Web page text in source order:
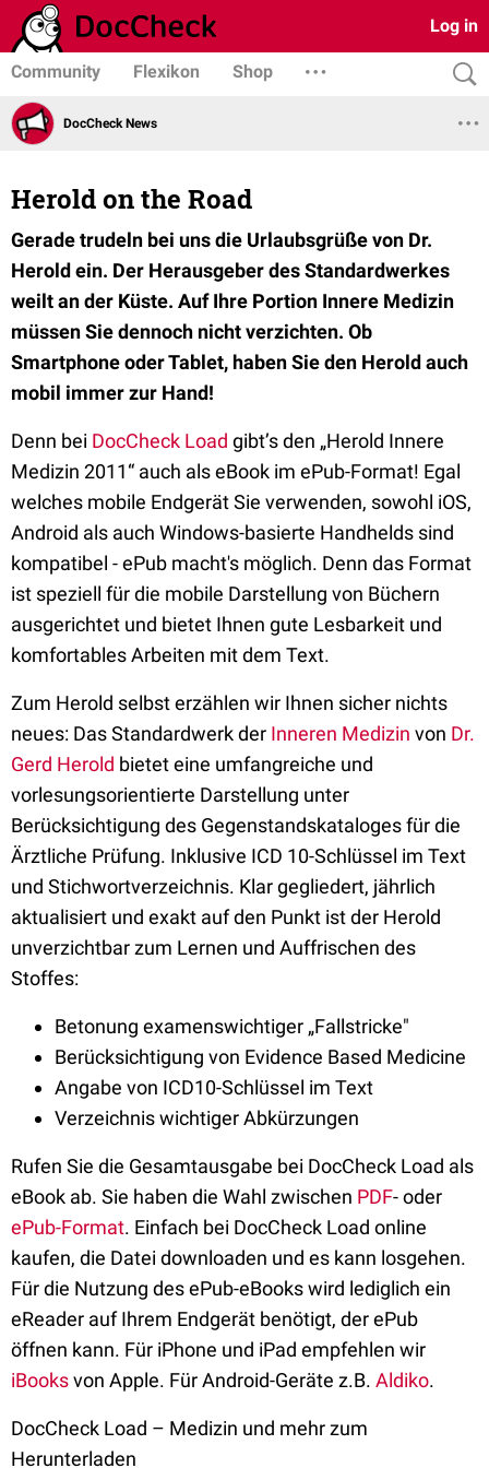
Log in
Community Flexikon Shop
DocCheck News
Herold on the Road
Gerade trudeln bei uns die Urlaubsgrüße von Dr.
Herold ein. Der Herausgeber des Standardwerkes
weilt an der Küste. Auf Ihre Portion Innere Medizin
müssen Sie dennoch nicht verzichten. Ob
Smartphone oder Tablet, haben Sie den Herold auch
mobil immer zur Hand!
Denn bei DocCheck Load gibt’s den „Herold Innere
Medizin 2011“ auch als eBook im ePub-Format! Egal
welches mobile Endgerät Sie verwenden, sowohl iOS,
Android als auch Windows-basierte Handhelds sind
kompatibel - ePub macht's möglich. Denn das Format
ist speziell für die mobile Darstellung von Büchern
ausgerichtet und bietet Ihnen gute Lesbarkeit und
komfortables Arbeiten mit dem Text.
Zum Herold selbst erzählen wir Ihnen sicher nichts
neues: Das Standardwerk der Inneren Medizin von Dr.
Gerd Herold bietet eine umfangreiche und
vorlesungsorientierte Darstellung unter
Berücksichtigung des Gegenstandskataloges für die
Ärztliche Prüfung. Inklusive ICD 10-Schlüssel im Text
und Stichwortverzeichnis. Klar gegliedert, jährlich
aktualisiert und exakt auf den Punkt ist der Herold
unverzichtbar zum Lernen und Auffrischen des
Stoffes:
Betonung examenswichtiger „Fallstricke"
Berücksichtigung von Evidence Based Medicine
Angabe von ICD10-Schlüssel im Text
Verzeichnis wichtiger Abkürzungen
Rufen Sie die Gesamtausgabe bei DocCheck Load als
eBook ab. Sie haben die Wahl zwischen PDF- oder
ePub-Format. Einfach bei DocCheck Load online
kaufen, die Datei downloaden und es kann losgehen.
Für die Nutzung des ePub-eBooks wird lediglich ein
eReader auf Ihrem Endgerät benötigt, der ePub
öffnen kann. Für iPhone und iPad empfehlen wir
iBooksvon Apple. Für Android-Geräte z.B. Aldiko.
DocCheck Load – Medizin und mehr zum
Herunterladen